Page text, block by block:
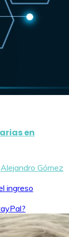
en
Alejandro Gómez
ingreso